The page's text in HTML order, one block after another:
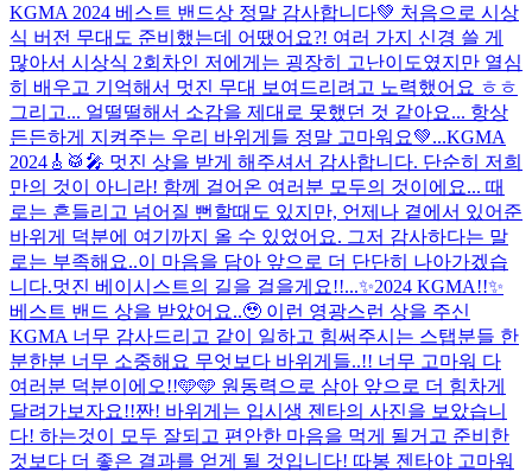
KGMA 2024 베스트 밴드상 정말 감사합니다💚 처음으로 시상
식 버전 무대도 준비했는데 어땠어요?! 여러 가지 신경 쓸 게
많아서 시상식 2회차인 저에게는 굉장히 고난이도였지만 열심
히 배우고 기억해서 멋진 무대 보여드리려고 노력했어요 ㅎㅎ
그리고... 얼떨떨해서 소감을 제대로 못했던 것 같아요... 항상
든든하게 지켜주는 우리 바위게들 정말 고마워요💚...KGMA
2024🎸🥁🎤 멋진 상을 받게 해주셔서 감사합니다. 단순히 저희
만의 것이 아니라! 함께 걸어온 여러분 모두의 것이에요... 때
로는 흔들리고 넘어질 뻔할때도 있지만, 언제나 곁에서 있어준
바위게 덕분에 여기까지 올 수 있었어요. 그저 감사하다는 말
로는 부족해요..이 마음을 담아 앞으로 더 단단히 나아가겠습
니다.멋진 베이시스트의 길을 걸을게요!!...✨2024 KGMA!!✨
베스트 밴드 상을 받았어요..🥹 이런 영광스런 상을 주신
KGMA 너무 감사드리고 같이 일하고 힘써주시는 스탭분들 한
분한분 너무 소중해요 무엇보다 바위게들..!! 너무 고마워 다
여러분 덕분이에오!!🩵🩵 원동력으로 삼아 앞으로 더 힘차게
달려가보자요!!짠! 바위게는 입시생 젠타의 사진을 보았습니
다! 하는것이 모두 잘되고 편안한 마음을 먹게 될거고 준비한
것보다 더 좋은 결과를 얻게 될 것입니다! 따봉 젠타야 고마워